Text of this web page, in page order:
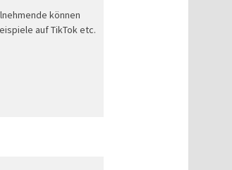
können
auf TikTok etc.